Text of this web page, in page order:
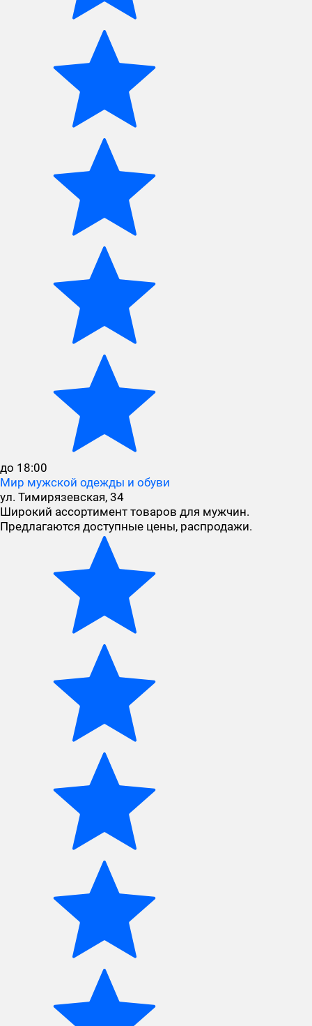
до 18:00
Мир мужской одежды и обуви
ул. Тимирязевская, 34
Широкий ассортимент товаров для мужчин.
Предлагаются доступные цены, распродажи.